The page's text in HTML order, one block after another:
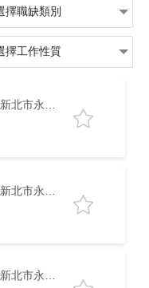
新北市永和區
新北市永和區
新北市永和區